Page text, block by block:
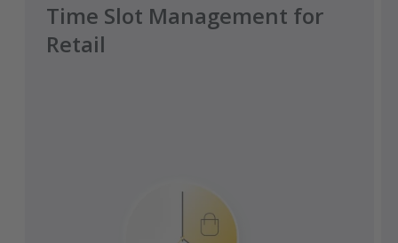
Time Slot Management for
Retail
Pojazdy ciężarowe docierają na rampę w